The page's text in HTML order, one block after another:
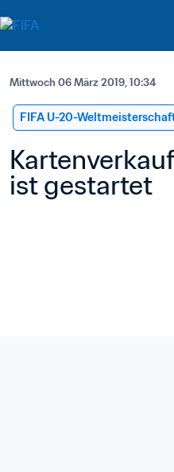
Mittwoch 06 März 2019, 10:34
FIFA U-20-
ist gestartet